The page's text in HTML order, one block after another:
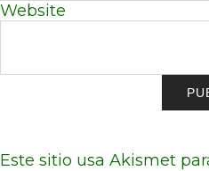
Website
Este sitio usa Akismet